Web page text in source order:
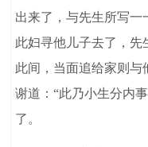
出来了，与先生所写一
此妇寻他儿子去了，先
此间，当面追给家则与
谢道：“此乃小生分内
了。